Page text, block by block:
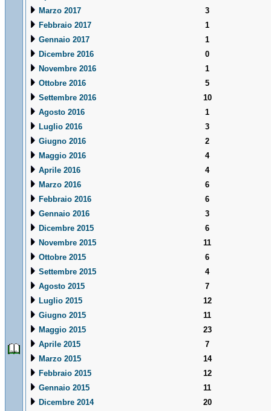
Marzo 2017
3
Febbraio 2017
1
Gennaio 2017
1
Dicembre 2016
0
Novembre 2016
1
Ottobre 2016
5
Settembre 2016
10
Agosto 2016
1
Luglio 2016
3
Giugno 2016
2
Maggio 2016
4
Aprile 2016
4
Marzo 2016
6
Febbraio 2016
6
Gennaio 2016
3
Dicembre 2015
6
Novembre 2015
11
Ottobre 2015
6
Settembre 2015
4
Agosto 2015
7
Luglio 2015
12
Giugno 2015
11
Maggio 2015
23
Aprile 2015
7
Marzo 2015
14
Febbraio 2015
12
Gennaio 2015
11
Dicembre 2014
20